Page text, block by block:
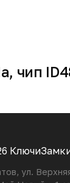
чип
ул.